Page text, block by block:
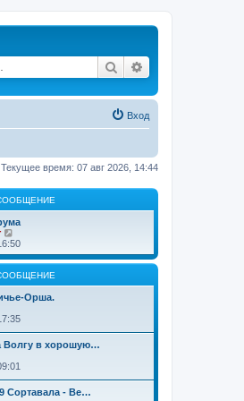
Поиск
Вход
Текущее время: 07 авг 2026, 14:44
е
р
е
й
т
и
п
л
е
д
н
е
Орша.
Волгу в хорошую…
Сортавала - Ве…